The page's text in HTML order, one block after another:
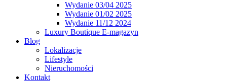
Wydanie 03/04 2025
Wydanie 01/02 2025
Wydanie 11/12 2024
Luxury Boutique E-magazyn
Blog
Lokalizacje
Lifestyle
Nieruchomości
Kontakt